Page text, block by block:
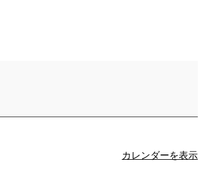
カレンダーを表示